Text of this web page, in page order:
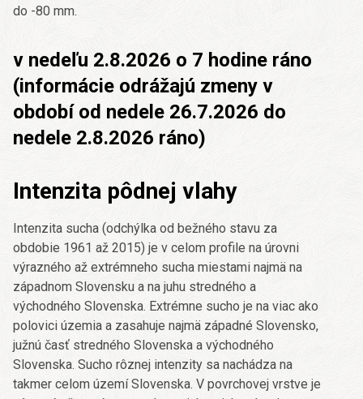
do -80 mm.
v nedeľu 2.8.2026 o 7 hodine ráno
(informácie odrážajú zmeny v
období od nedele 26.7.2026 do
nedele 2.8.2026 ráno)
Intenzita pôdnej vlahy
Intenzita sucha (odchýlka od bežného stavu za
obdobie 1961 až 2015) je v celom profile na úrovni
výrazného až extrémneho sucha miestami najmä na
západnom Slovensku a na juhu stredného a
východného Slovenska. Extrémne sucho je na viac ako
polovici územia a zasahuje najmä západné Slovensko,
južnú časť stredného Slovenska a východného
Slovenska. Sucho rôznej intenzity sa nachádza na
takmer celom území Slovenska. V povrchovej vrstve je